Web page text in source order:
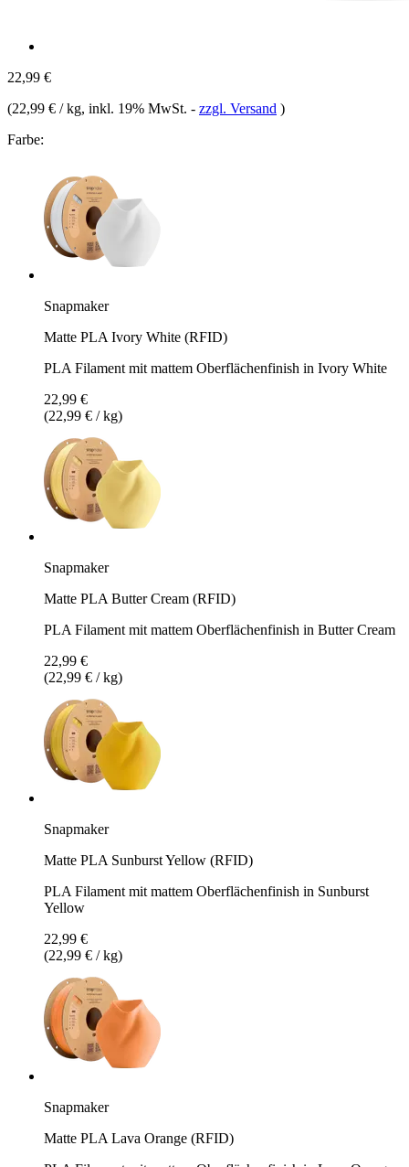
22,99 €
(22,99 € / kg, inkl. 19% MwSt. - zzgl. Versand )
Farbe:
Snapmaker
Matte PLA Ivory White (RFID)
PLA Filament mit mattem Oberflächenfinish in Ivory White
22,99 €
(22,99 € / kg)
Snapmaker
Matte PLA Butter Cream (RFID)
PLA Filament mit mattem Oberflächenfinish in Butter Cream
22,99 €
(22,99 € / kg)
Snapmaker
Matte PLA Sunburst Yellow (RFID)
PLA Filament mit mattem Oberflächenfinish in Sunburst
Yellow
22,99 €
(22,99 € / kg)
Snapmaker
Matte PLA Lava Orange (RFID)